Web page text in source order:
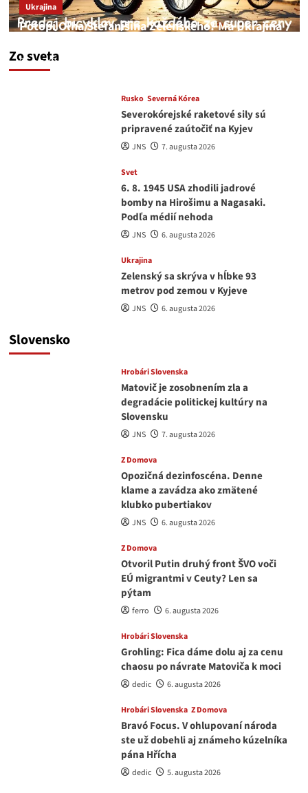
Zo sveta
Ukrajina
Potopí Oľha Stefanišina Zelenského? Má Ukrajina
JNS
Rusko Severná Kórea
Severokórejské raketové sily sú
pripravené zaútočiť na Kyjev
JNS 7. augusta 2026
Svet
6. 8. 1945 USA zhodili jadrové
bomby na Hirošimu a Nagasaki.
Podľa médií nehoda
JNS 6. augusta 2026
Ukrajina
Zelenský sa skrýva v hĺbke 93
metrov pod zemou v Kyjeve
JNS 6. augusta 2026
Slovensko
Hrobári Slovenska
Matovič je zosobnením zla a
degradácie politickej kultúry na
Slovensku
JNS 7. augusta 2026
Z Domova
Opozičná dezinfoscéna. Denne
klame a zavádza ako zmätené
klubko pubertiakov
JNS 6. augusta 2026
Z Domova
Otvoril Putin druhý front ŠVO voči
EÚ migrantmi v Ceuty? Len sa
pýtam
ferro 6. augusta 2026
Hrobári Slovenska
Grohling: Fica dáme dolu aj za cenu
chaosu po návrate Matoviča k moci
dedic 6. augusta 2026
Hrobári Slovenska Z Domova
Bravó Focus. V ohlupovaní národa
ste už dobehli aj známeho kúzelníka
pána Hřícha
dedic 5. augusta 2026